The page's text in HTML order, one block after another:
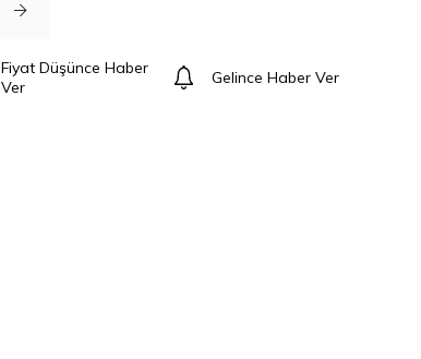
Fiyat Düşünce Haber
Ver
Gelince Haber Ver